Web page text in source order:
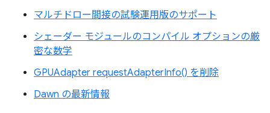
マルチドロー間接の試験運用版のサポート
シェーダー モジュールのコンパイル オプションの厳
密な数学
GPUAdapter requestAdapterInfo() を削除
Dawn の最新情報